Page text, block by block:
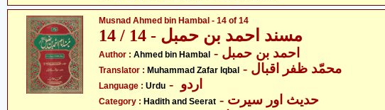
Musnad Ahmed bin Hambal - 14 of 14
مسند احمد بن حمبل - 14 / 14
Author : Ahmed bin Hambal
Translator : Muhammad Zafar Iqbal - محمّد ظفر اقبال
Language : Urdu
Category : Hadith and Seerat
- حدیث اور سیرت